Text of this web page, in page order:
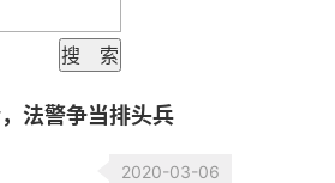
法警争当排头兵
2020-03-06